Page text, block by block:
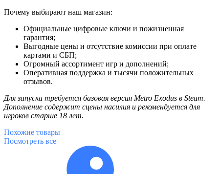
Почему выбирают наш магазин:
Официальные цифровые ключи и пожизненная
гарантия;
Выгодные цены и отсутствие комиссии при оплате
картами и СБП;
Огромный ассортимент игр и дополнений;
Оперативная поддержка и тысячи положительных
отзывов.
Для запуска требуется базовая версия Metro Exodus в Steam.
Дополнение содержит сцены насилия и рекомендуется для
игроков старше 18 лет.
Похожие товары
Посмотреть все